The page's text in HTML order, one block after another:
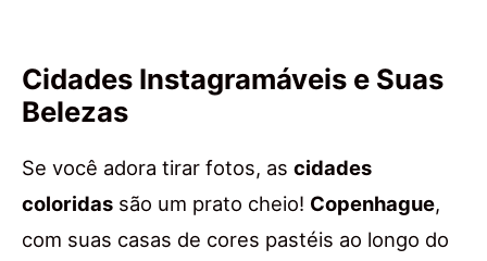
Cidades Instagramáveis e Suas
Belezas
Se você adora tirar fotos, as cidades
coloridas são um prato cheio! Copenhague,
com suas casas de cores pastéis ao longo do